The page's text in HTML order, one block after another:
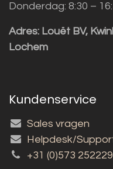
Donderdag: 8:30 –
Adres: Louët BV,
Lochem
Kundenservice
Sales vragen
Helpdesk/
+31 (0)573 252229